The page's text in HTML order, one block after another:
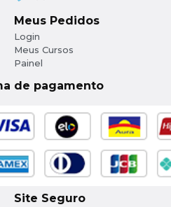
Meus Pedidos
Login
Meus Cursos
Painel
de pagamento
Site Seguro